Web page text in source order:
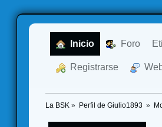
Inicio Foro
Registrarse
La BSK » Perfil de Giulio1893 »